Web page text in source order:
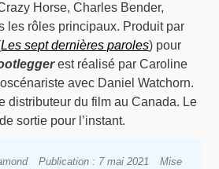
Horse, Charles Bender,
les rôles principaux. Produit par
Les sept dernières paroles) pour
est réalisé par Caroline
avec Daniel Watchorn.
distributeur du film au Canada. Le
sortie pour l’instant.
Publication : 7 mai 2021
Mise